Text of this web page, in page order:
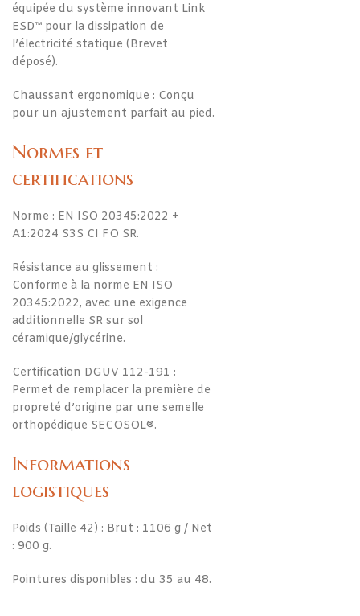
équipée du système innovant Link
ESD™ pour la dissipation de
l’électricité statique (Brevet
déposé).
Chaussant ergonomique : Conçu
pour un ajustement parfait au pied.
Normes et
certifications
Norme : EN ISO 20345:2022 +
A1:2024 S3S CI FO SR.
Résistance au glissement :
Conforme à la norme EN ISO
20345:2022, avec une exigence
additionnelle SR sur sol
céramique/glycérine.
Certification DGUV 112-191 :
Permet de remplacer la première de
propreté d’origine par une semelle
orthopédique SECOSOL®.
Informations
logistiques
Poids (Taille 42) : Brut : 1106 g / Net
: 900 g.
Pointures disponibles : du 35 au 48.